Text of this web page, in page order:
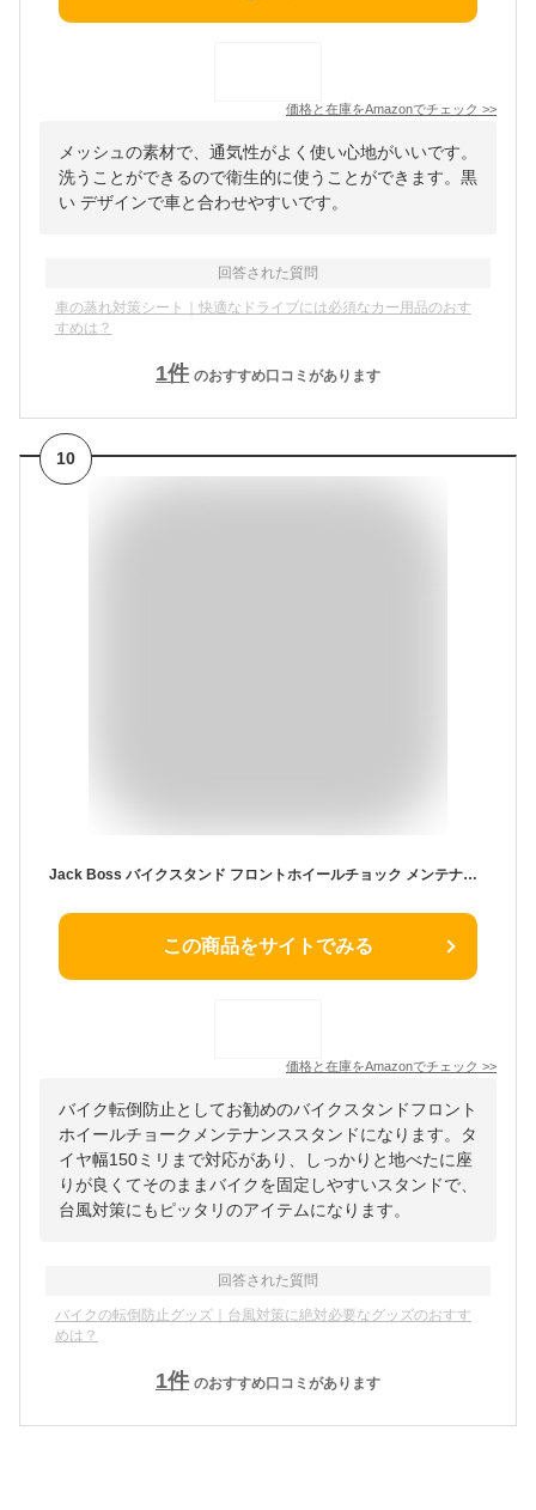
価格と在庫をAmazonでチェック >>
メッシュの素材で、通気性がよく使い心地がいいです。
洗うことができるので衛生的に使うことができます。黒
い デザインで車と合わせやすいです。
回答された質問
車の蒸れ対策シート｜快適なドライブには必須なカー用品のおす
すめは？
1件 のおすすめ口コミがあります
10
Jack Boss バイクスタンド フロントホイールチョック メンテナンススタンド 1800lbs / 816kg タイヤ幅150mm以下 12穴サポー前部タイヤ スタンドチョック リフト 転倒防止 レッド
この商品をサイトでみる
価格と在庫をAmazonでチェック >>
バイク転倒防止としてお勧めのバイクスタンドフロント
ホイールチョークメンテナンススタンドになります。タ
イヤ幅150ミリまで対応があり、しっかりと地べたに座
りが良くてそのままバイクを固定しやすいスタンドで、
台風対策にもピッタリのアイテムになります。
回答された質問
バイクの転倒防止グッズ｜台風対策に絶対必要なグッズのおすす
めは？
1件 のおすすめ口コミがあります